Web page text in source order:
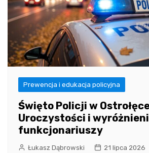
Prewencja i edukacja policyjna
Święto Policji w
Uroczystości i
funkcjonariuszy
Łukasz Dąbrowski 21 lipca 2026